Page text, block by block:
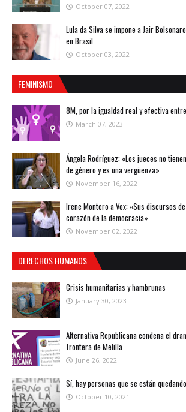
October 07, 2022
Lula da Silva se impone a Jair
en Brasil
October 03, 2022
FEMINISMO
8M, por la igualdad real y efectiva
March 07, 2023
Ángela Rodríguez: «Los jueces no
de género y es una vergüenza»
November 16, 2022
Irene Montero a Vox: «Sus discursos
corazón de la democracia»
November 02, 2022
DERECHOS HUMANOS
Crisis humanitarias y hambrunas
January 30, 2023
Alternativa Republicana condena el
frontera de Melilla
June 26, 2022
Sí, hay personas que se están
October 10, 2021